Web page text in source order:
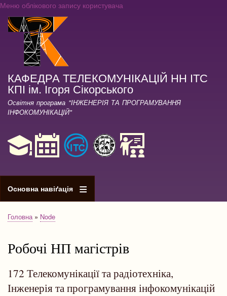
Перейти
Меню облікового запису користувача
КАФЕДРА ТЕЛЕКОМУНІКАЦІЙ НН ІТС
КПІ ім. Ігоря Сікорського
Освітня програма "ІНЖЕНЕРІЯ ТА ПРОГРАМУВАННЯ
ІНФОКОМУНІКАЦІЙ"
Основна навіґація
Рядок
Головна Node
Робочі НП магістрів
172 Телекомунікації та радіотехніка,
Інженерія та програмування інфокомунікацій